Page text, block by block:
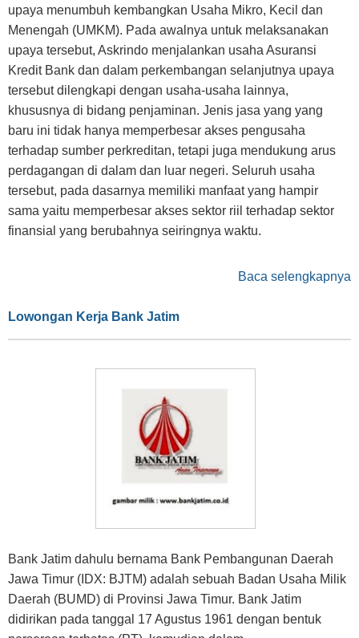
upaya menumbuh kembangkan Usaha Mikro, Kecil dan
Menengah (UMKM). Pada awalnya untuk melaksanakan
upaya tersebut, Askrindo menjalankan usaha Asuransi
Kredit Bank dan dalam perkembangan selanjutnya upaya
tersebut dilengkapi dengan usaha-usaha lainnya,
khususnya di bidang penjaminan. Jenis jasa yang yang
baru ini tidak hanya memperbesar akses pengusaha
terhadap sumber perkreditan, tetapi juga mendukung arus
perdagangan di dalam dan luar negeri. Seluruh usaha
tersebut, pada dasarnya memiliki manfaat yang hampir
sama yaitu memperbesar akses sektor riil terhadap sektor
finansial yang berubahnya seiringnya waktu.
Baca selengkapnya
Lowongan Kerja Bank Jatim
Bank Jatim dahulu bernama Bank Pembangunan Daerah
Jawa Timur (IDX: BJTM) adalah sebuah Badan Usaha Milik
Daerah (BUMD) di Provinsi Jawa Timur. Bank Jatim
didirikan pada tanggal 17 Agustus 1961 dengan bentuk